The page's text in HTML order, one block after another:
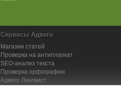
Сервисы Адвего
Магазин статей
Проверка на антиплагиат
SEO-анализ текста
Проверка орфографии
Адвего Лингвист